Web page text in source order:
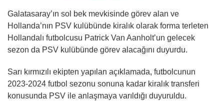
Galatasaray’ın sol bek mevkisinde görev alan ve
Hollanda’nın PSV kulübünde kiralık olarak forma terleten
Hollandalı futbolcusu Patrick Van Aanholt’un gelecek
sezon da PSV kulübünde görev alacağını duyurdu.
Sarı kırmızılı ekipten yapılan açıklamada, futbolcunun
2023-2024 futbol sezonu sonuna kadar kiralık transferi
konusunda PSV ile anlaşmaya varıldığı duyuruldu.